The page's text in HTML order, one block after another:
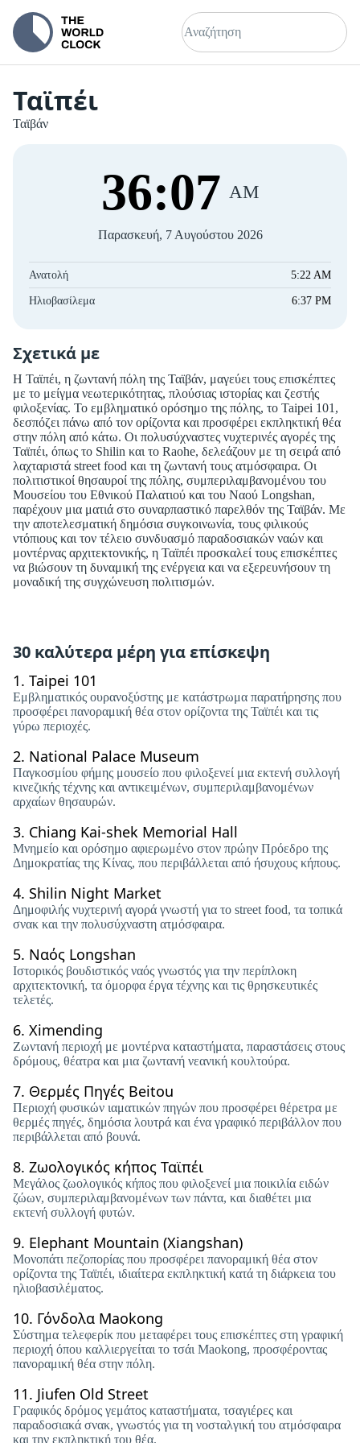
Ταϊπέι
Ταϊβάν
36:07 AM
Παρασκευή, 7 Αυγούστου 2026
Ανατολή 5:22 AM
Ηλιοβασίλεμα 6:37 PM
Σχετικά με
Η Ταϊπέι, η ζωντανή πόλη της Ταϊβάν, μαγεύει τους επισκέπτες
με το μείγμα νεωτερικότητας, πλούσιας ιστορίας και ζεστής
φιλοξενίας. Το εμβληματικό ορόσημο της πόλης, το Taipei 101,
δεσπόζει πάνω από τον ορίζοντα και προσφέρει εκπληκτική θέα
στην πόλη από κάτω. Οι πολυσύχναστες νυχτερινές αγορές της
Ταϊπέι, όπως το Shilin και το Raohe, δελεάζουν με τη σειρά από
λαχταριστά street food και τη ζωντανή τους ατμόσφαιρα. Οι
πολιτιστικοί θησαυροί της πόλης, συμπεριλαμβανομένου του
Μουσείου του Εθνικού Παλατιού και του Ναού Longshan,
παρέχουν μια ματιά στο συναρπαστικό παρελθόν της Ταϊβάν. Με
την αποτελεσματική δημόσια συγκοινωνία, τους φιλικούς
ντόπιους και τον τέλειο συνδυασμό παραδοσιακών ναών και
μοντέρνας αρχιτεκτονικής, η Ταϊπέι προσκαλεί τους επισκέπτες
να βιώσουν τη δυναμική της ενέργεια και να εξερευνήσουν τη
μοναδική της συγχώνευση πολιτισμών.
30 καλύτερα μέρη για επίσκεψη
1. Taipei 101
Εμβληματικός ουρανοξύστης με κατάστρωμα παρατήρησης που
προσφέρει πανοραμική θέα στον ορίζοντα της Ταϊπέι και τις
γύρω περιοχές.
2. National Palace Museum
Παγκοσμίου φήμης μουσείο που φιλοξενεί μια εκτενή συλλογή
κινεζικής τέχνης και αντικειμένων, συμπεριλαμβανομένων
αρχαίων θησαυρών.
3. Chiang Kai-shek Memorial Hall
Μνημείο και ορόσημο αφιερωμένο στον πρώην Πρόεδρο της
Δημοκρατίας της Κίνας, που περιβάλλεται από ήσυχους κήπους.
4. Shilin Night Market
Δημοφιλής νυχτερινή αγορά γνωστή για το street food, τα τοπικά
σνακ και την πολυσύχναστη ατμόσφαιρα.
5. Ναός Longshan
Ιστορικός βουδιστικός ναός γνωστός για την περίπλοκη
αρχιτεκτονική, τα όμορφα έργα τέχνης και τις θρησκευτικές
τελετές.
6. Ximending
Ζωντανή περιοχή με μοντέρνα καταστήματα, παραστάσεις στους
δρόμους, θέατρα και μια ζωντανή νεανική κουλτούρα.
7. Θερμές Πηγές Beitou
Περιοχή φυσικών ιαματικών πηγών που προσφέρει θέρετρα με
θερμές πηγές, δημόσια λουτρά και ένα γραφικό περιβάλλον που
περιβάλλεται από βουνά.
8. Ζωολογικός κήπος Ταϊπέι
Μεγάλος ζωολογικός κήπος που φιλοξενεί μια ποικιλία ειδών
ζώων, συμπεριλαμβανομένων των πάντα, και διαθέτει μια
εκτενή συλλογή φυτών.
9. Elephant Mountain (Xiangshan)
Μονοπάτι πεζοπορίας που προσφέρει πανοραμική θέα στον
ορίζοντα της Ταϊπέι, ιδιαίτερα εκπληκτική κατά τη διάρκεια του
ηλιοβασιλέματος.
10. Γόνδολα Maokong
Σύστημα τελεφερίκ που μεταφέρει τους επισκέπτες στη γραφική
περιοχή όπου καλλιεργείται το τσάι Maokong, προσφέροντας
πανοραμική θέα στην πόλη.
11. Jiufen Old Street
Γραφικός δρόμος γεμάτος καταστήματα, τσαγιέρες και
παραδοσιακά σνακ, γνωστός για τη νοσταλγική του ατμόσφαιρα
και την εκπληκτική του θέα.